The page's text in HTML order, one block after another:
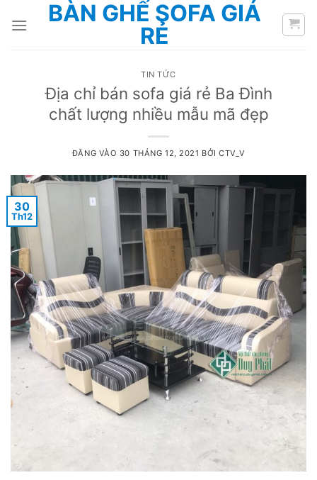
qua
BÀN GHẾ SOFA GIÁ
RẺ
TIN TỨC
Địa chỉ bán sofa giá rẻ Ba Đình
chất lượng nhiều mẫu mã đẹp
ĐĂNG VÀO 30 THÁNG 12, 2021 BỞICTV_V
30
Th12